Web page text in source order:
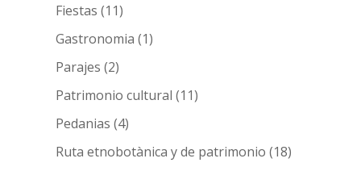
Fiestas (11)
Gastronomia (1)
Parajes (2)
Patrimonio cultural (11)
Pedanias (4)
Ruta etnobotànica y de patrimonio (18)